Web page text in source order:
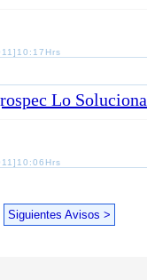
Lo Soluciona
Siguientes Avisos >